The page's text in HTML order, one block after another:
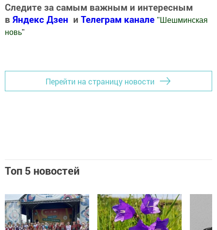
Следите за самым важным и интересным
в Яндекс Дзен и Телеграм канале " Шешминская
новь"
Перейти на страницу новости
Топ 5 новостей